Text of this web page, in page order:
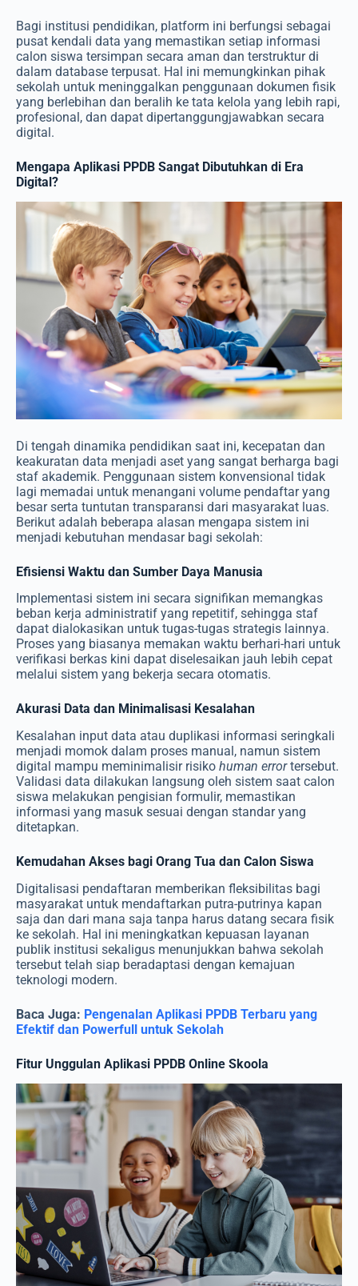
Bagi institusi pendidikan, platform ini berfungsi sebagai
pusat kendali data yang memastikan setiap informasi
calon siswa tersimpan secara aman dan terstruktur di
dalam database terpusat. Hal ini memungkinkan pihak
sekolah untuk meninggalkan penggunaan dokumen fisik
yang berlebihan dan beralih ke tata kelola yang lebih rapi,
profesional, dan dapat dipertanggungjawabkan secara
digital.
Mengapa Aplikasi PPDB Sangat Dibutuhkan di Era
Digital?
Di tengah dinamika pendidikan saat ini, kecepatan dan
keakuratan data menjadi aset yang sangat berharga bagi
staf akademik. Penggunaan sistem konvensional tidak
lagi memadai untuk menangani volume pendaftar yang
besar serta tuntutan transparansi dari masyarakat luas.
Berikut adalah beberapa alasan mengapa sistem ini
menjadi kebutuhan mendasar bagi sekolah:
Efisiensi Waktu dan Sumber Daya Manusia
Implementasi sistem ini secara signifikan memangkas
beban kerja administratif yang repetitif, sehingga staf
dapat dialokasikan untuk tugas-tugas strategis lainnya.
Proses yang biasanya memakan waktu berhari-hari untuk
verifikasi berkas kini dapat diselesaikan jauh lebih cepat
melalui sistem yang bekerja secara otomatis.
Akurasi Data dan Minimalisasi Kesalahan
Kesalahan input data atau duplikasi informasi seringkali
menjadi momok dalam proses manual, namun sistem
digital mampu meminimalisir risiko human errortersebut.
Validasi data dilakukan langsung oleh sistem saat calon
siswa melakukan pengisian formulir, memastikan
informasi yang masuk sesuai dengan standar yang
ditetapkan.
Kemudahan Akses bagi Orang Tua dan Calon Siswa
Digitalisasi pendaftaran memberikan fleksibilitas bagi
masyarakat untuk mendaftarkan putra-putrinya kapan
saja dan dari mana saja tanpa harus datang secara fisik
ke sekolah. Hal ini meningkatkan kepuasan layanan
publik institusi sekaligus menunjukkan bahwa sekolah
tersebut telah siap beradaptasi dengan kemajuan
teknologi modern.
Baca Juga: Pengenalan Aplikasi PPDB Terbaru yang
Efektif dan Powerfull untuk Sekolah
Fitur Unggulan Aplikasi PPDB Online Skoola